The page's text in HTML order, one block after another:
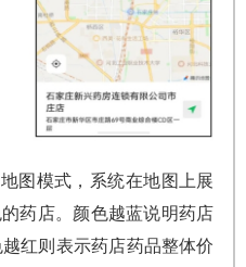
图模式，系统在地图上展
药店。颜色越蓝说明药店
红则表示药店药品整体价